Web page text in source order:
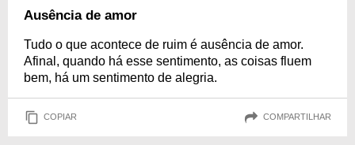
Ausência de amor
Tudo o que acontece de ruim é ausência de amor.
Afinal, quando há esse sentimento, as coisas fluem
bem, há um sentimento de alegria.
COPIAR COMPARTILHAR